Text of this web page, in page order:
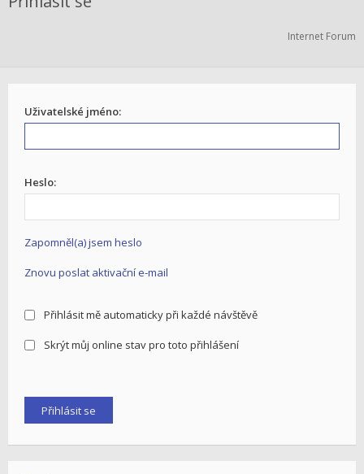
Internet Forum
Uživatelské jméno:
Heslo:
Zapomněl(a) jsem heslo
Znovu poslat aktivační e-mail
Přihlásit mě automaticky při každé návštěvě
Skrýt můj online stav pro toto přihlášení